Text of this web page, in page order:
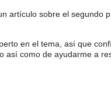
artículo sobre el segundo
en el tema, así que
así como de ayudarme a